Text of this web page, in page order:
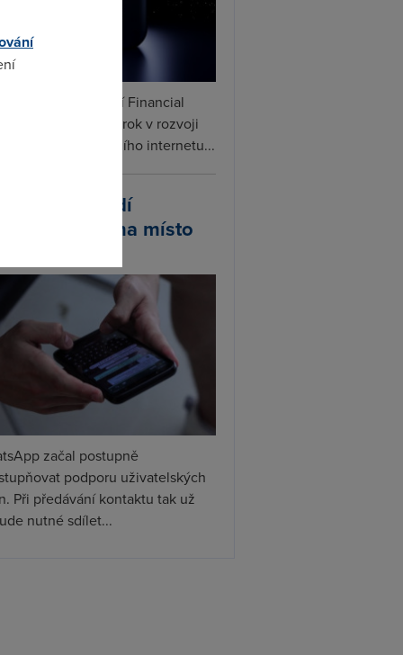
podle informací Financial
připravuje další krok v rozvoji
Vedle satelitního internetu...
zavádí
jména místo
začal postupně
podporu uživatelských
Při předávání kontaktu tak už
nutné sdílet...